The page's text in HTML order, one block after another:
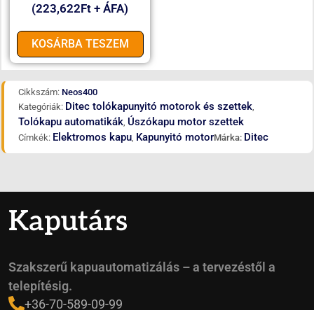
(223,622Ft + ÁFA)
KOSÁRBA TESZEM
Cikkszám: Neos400
Kategóriák: Ditec tolókapunyitó motorok és szettek
Tolókapu automatikák Úszókapu motor szettek
Címkék: Elektromos kapu Kapunyitó motorMárka: Ditec
Kaputárs
Szakszerű kapuautomatizálás – a tervezéstől a
telepítésig.
+36-70-589-09-99